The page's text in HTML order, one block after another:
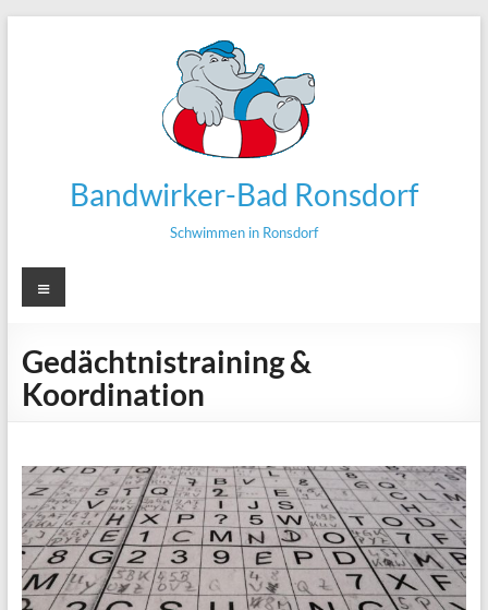
Bandwirker-Bad Ronsdorf
Schwimmen in Ronsdorf
Menü
Gedächtnistraining &
Koordination